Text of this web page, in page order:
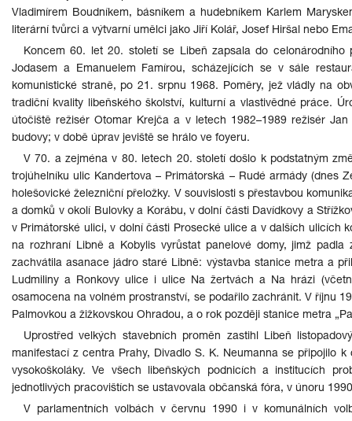
Vladimírem Boudníkem, básníkem a hudebníkem Karlem
literární tvůrci a výtvarní umělci jako Jiří Kolář, Josef Hiršal nebo
Koncem 60. let 20. století se Libeň zapsala do
Jodasem a Emanuelem Famírou, scházejících se v sále
komunistické straně, po 21. srpnu 1968. Poměry, jež vládly na
tradiční kvality libeňského školství, kulturní a vlastivědné práce.
útočiště režisér Otomar Krejča a v letech 1982–1989 režisér
budovy; v době úprav jeviště se hrálo ve foyeru.
V 70. a zejména v 80. letech 20. století došlo k podstatným
trojúhelníku ulic Kandertova – Primátorská – Rudé armády (dnes
holešovické železniční přeložky. V souvislosti s přestavbou
a domků v okolí Bulovky a Korábu, v dolní části Davídkovy a
v Primátorské ulici, v dolní části Prosecké ulice a v dalších ulicích
na rozhraní Libně a Kobylis vyrůstat panelové domy, jimž
zachvátila asanace jádro staré Libně: výstavba stanice metra a
Ludmiliny a Ronkovy ulice i ulice Na žertvách a Na hrázi
osamocena na volném prostranství, se podařilo zachránit. V říjnu
Palmovkou a žižkovskou Ohradou, a o rok později stanice metra
Uprostřed velkých stavebních proměn zastihl Libeň
manifestací z centra Prahy, Divadlo S. K. Neumanna se připojilo
vysokoškoláky. Ve všech libeňských podnicích a institucích
jednotlivých pracovištích se ustavovala občanská fóra, v únoru
V parlamentních volbách v červnu 1990 i v komunálních